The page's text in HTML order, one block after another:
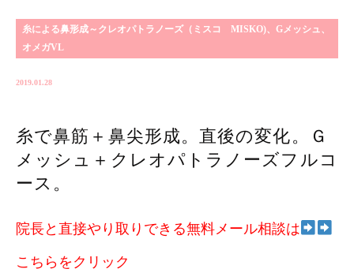
糸による鼻形成～クレオパトラノーズ（ミスコ MISKO)、Gメッシュ、
オメガVL
2019.01.28
糸で鼻筋＋鼻尖形成。直後の変化。Ｇ
メッシュ＋クレオパトラノーズフルコ
ース。
院長と直接やり取りできる無料メール相談は
こちらをクリック